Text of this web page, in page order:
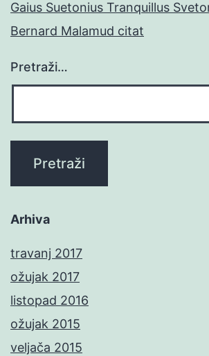
Gaius Suetonius Tranquillus
Bernard Malamud citat
Pretraži…
Arhiva
travanj 2017
ožujak 2017
listopad 2016
ožujak 2015
veljača 2015